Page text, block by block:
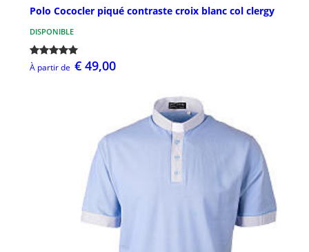
Polo Cococler piqué contraste croix blanc col clergy
DISPONIBLE
À partir de € 49,00